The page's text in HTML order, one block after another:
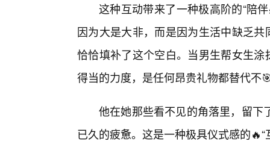
这种互动带来了一种极高阶的“陪
因为大是大非，而是因为生活中缺乏
恰恰填补了这个空白。当男生帮女生
得当的力度，是任何昂贵礼物都替代不
他在她那些看不见的角落里，留下
已久的疲惫。这是一种极具仪式感的🔥“